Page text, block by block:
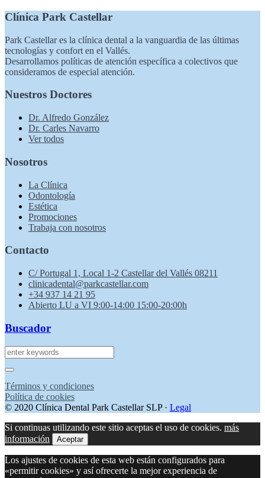
Clínica Park Castellar
Park Castellar es la clínica dental a la vanguardia de las últimas
tecnologías y confort en el Vallés.
Desarrollamos políticas de atención específica a colectivos que
consideramos de especial atención.
Nuestros Doctores
Dr. Alfredo González
Dr. Carles Navarro
Ver todos
Nosotros
La Clínica
Odontología
Estética
Promociones
Trabaja con nosotros
Contacto
C/ Portugal 1, Local 1-2 Castellar del Vallés 08211
clinicadental@parkcastellar.com
+34 937 14 21 95
Abierto LU a VI 9:00-14:00 15:00-20:00h
Buscador
Términos y condiciones
Política de cookies
© 2020 Clínica Dental Park Castellar SLP · Legal
Si continuas utilizando este sitio aceptas el uso de cookies. más
información
Aceptar
Los ajustes de cookies de esta web están configurados para
«permitir cookies» y así ofrecerte la mejor experiencia de